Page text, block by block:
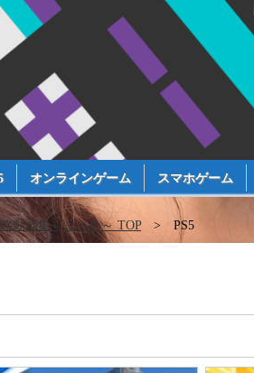
オンラインゲーム スマホゲーム
動画集～まとめ～ TOP PS5